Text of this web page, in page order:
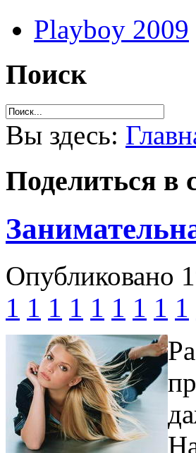
Playboy 2009
Поиск
Вы здесь:
Поделиться в
Опубликовано
1 1 1 1 1 1 1 1 1